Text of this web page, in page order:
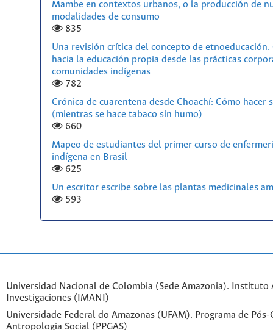
Mambe en contextos urbanos, o la producción de
modalidades de consumo
835
Una revisión crítica del concepto de etnoeducación.
hacia la educación propia desde las prácticas
comunidades indígenas
782
Crónica de cuarentena desde Choachí: Cómo hacer
(mientras se hace tabaco sin humo)
660
Mapeo de estudiantes del primer curso de
indígena en Brasil
625
Un escritor escribe sobre las plantas medicinales
593
Universidad Nacional de Colombia (Sede Amazonia). Instituto
Investigaciones (IMANI)
Universidade Federal do Amazonas (UFAM). Programa de Pós-
Antropologia Social (PPGAS)